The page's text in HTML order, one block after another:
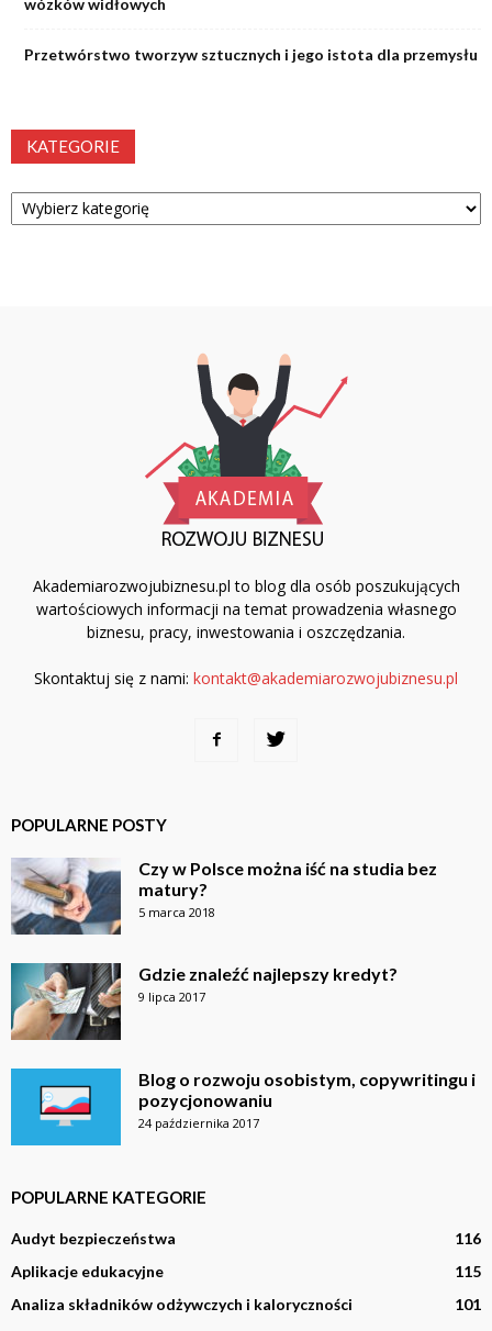
Przetwórstwo tworzyw sztucznych i jego istota dla przemysłu
KATEGORIE
Kategorie
Akademiarozwojubiznesu.pl to blog dla osób poszukujących
wartościowych informacji na temat prowadzenia własnego
biznesu, pracy, inwestowania i oszczędzania.
Skontaktuj się z nami: kontakt@akademiarozwojubiznesu.pl
POPULARNE POSTY
Czy w Polsce można iść na studia bez
matury?
5 marca 2018
Gdzie znaleźć najlepszy kredyt?
9 lipca 2017
Blog o rozwoju osobistym, copywritingu i
pozycjonowaniu
24 października 2017
POPULARNE KATEGORIE
Audyt bezpieczeństwa
116
Aplikacje edukacyjne
115
Analiza składników odżywczych i kaloryczności
101